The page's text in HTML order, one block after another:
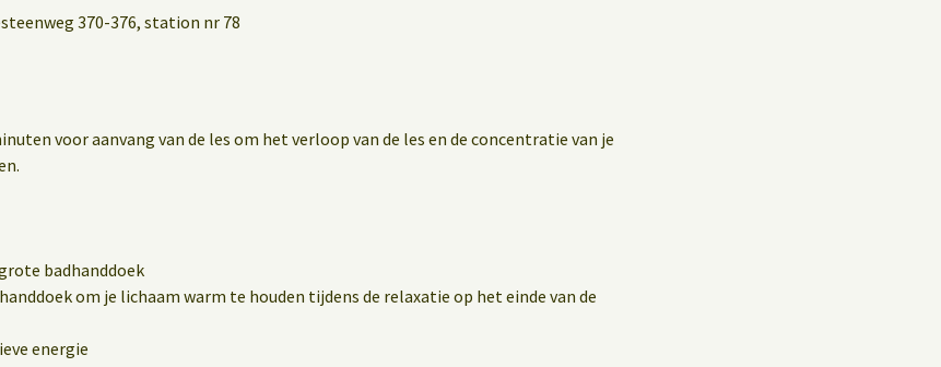
370-376, station nr 78
voor aanvang van de les om het verloop van de les en de concentratie van je
badhanddoek
om je lichaam warm te houden tijdens de relaxatie op het einde van de
energie